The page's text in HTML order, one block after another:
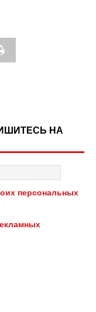
НА
персональных